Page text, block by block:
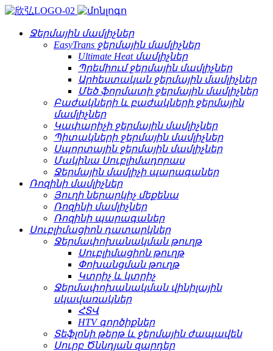
Ջերմային մամլիչներ
EasyTrans ջերմային մամլիչներ
Ultimate Heat մամլիչներ
Պրեմիում ջերմային մամլիչներ
Արհեստական ​​ջերմային մամլիչներ
Մեծ ֆորմատի ջերմային մամլիչներ
Բաժակների և բաժակների ջերմային
մամլիչներ
Կափարիչի ջերմային մամլիչներ
Պիտակների ջերմային մամլիչներ
Սպորտային ջերմային մամլիչներ
Մակինա Սուբլիմադորաս
Ջերմային մամլիչի պարագաներ
Ռոզինի մամլիչներ
Յուղի ներարկիչ մեքենա
Ռոզինի մամլիչներ
Ռոզինի պարագաներ
Սուբլիմացիոն դատարկներ
Ջերմափոխանակման թուղթ
Սուբլիմացիոն թուղթ
Փոխանցման թուղթ
Կտրիչ և կտրիչ
Ջերմափոխանակման վինիլային
սկավառակներ
ՀՏՎ
HTV գործիքներ
Տեֆլոնի թերթ և ջերմային ժապավեն
Սուրբ Ծննդյան զարդեր